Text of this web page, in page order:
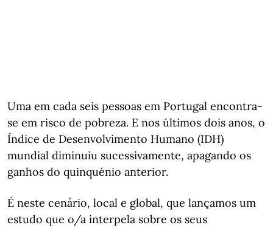
Uma em cada seis pessoas em Portugal encontra-
se em risco de pobreza. E nos últimos dois anos, o
Índice de Desenvolvimento Humano (IDH)
mundial diminuiu sucessivamente, apagando os
ganhos do quinquénio anterior.
É neste cenário, local e global, que lançamos um
estudo que o/a interpela sobre os seus